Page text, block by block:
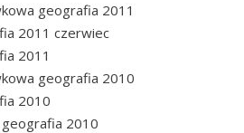
geografia 2011
2011 czerwiec
2011
geografia 2010
2010
2010